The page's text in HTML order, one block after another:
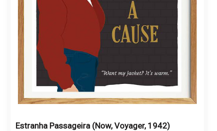
Estranha Passageira (Now, Voyager, 1942)